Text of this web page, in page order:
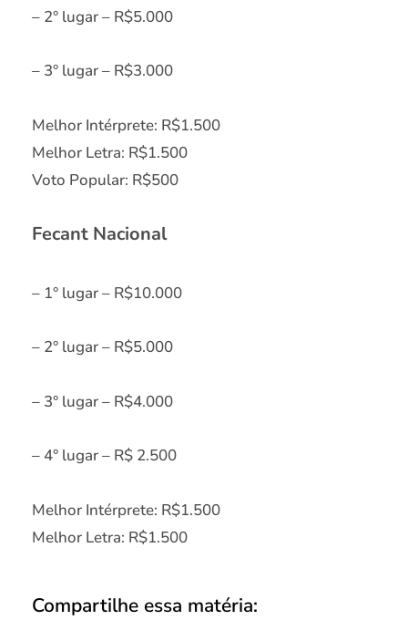
– 2° lugar – R$5.000
– 3° lugar – R$3.000
Melhor Intérprete: R$1.500
Melhor Letra: R$1.500
Voto Popular: R$500
Fecant Nacional
– 1° lugar – R$10.000
– 2° lugar – R$5.000
– 3° lugar – R$4.000
– 4° lugar – R$ 2.500
Melhor Intérprete: R$1.500
Melhor Letra: R$1.500
Compartilhe essa matéria: